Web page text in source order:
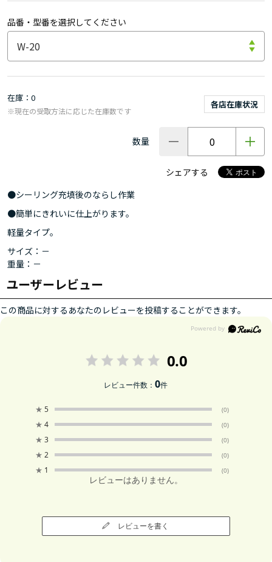
品番・型番を選択してください
在庫 0
各店在庫状況
※現在の受取方法に応じた在庫数です
数量
シェアする
●シーリング充填後のならし作業
●簡単にきれいに仕上がります。
軽量タイプ。
サイズ：－
重量：－
ユーザーレビュー
この商品に対するあなたのレビューを投稿することができます。
0.0
レビュー件数：0件
★ 5 (0)
★ 4 (0)
★ 3 (0)
★ 2 (0)
★ 1 (0)
レビューはありません。
レビューを書く